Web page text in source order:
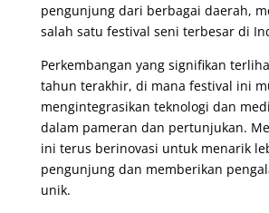
pengunjung dari berbagai daerah,
salah satu festival seni terbesar di
Perkembangan yang signifikan
tahun terakhir, di mana festival ini
mengintegrasikan teknologi dan
dalam pameran dan pertunjukan.
ini terus berinovasi untuk menarik
pengunjung dan memberikan
unik.